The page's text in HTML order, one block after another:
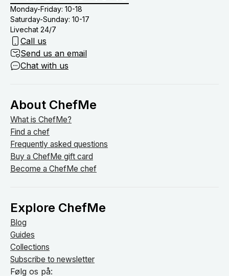
Monday-Friday: 10-18
Saturday-Sunday: 10-17
Livechat 24/7
Call us
Send us an email
Chat with us
About ChefMe
What is ChefMe?
Find a chef
Frequently asked questions
Buy a ChefMe gift card
Become a ChefMe chef
Explore ChefMe
Blog
Guides
Collections
Subscribe to newsletter
Følg os på: